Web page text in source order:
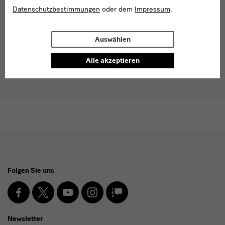
Daten zur Bearbeitung meines Anliegens verwendet
sich in derDatenschutzerklärung .
* Pflichtfeld
Absenden
Datenschutzbestimmungen oder dem Impressum.
Auswählen
Alle akzeptieren
Media
und
Newsletter
Folgen Sie uns
Facebook
X YoutubeInstagramSKD
Blog
Newsletter